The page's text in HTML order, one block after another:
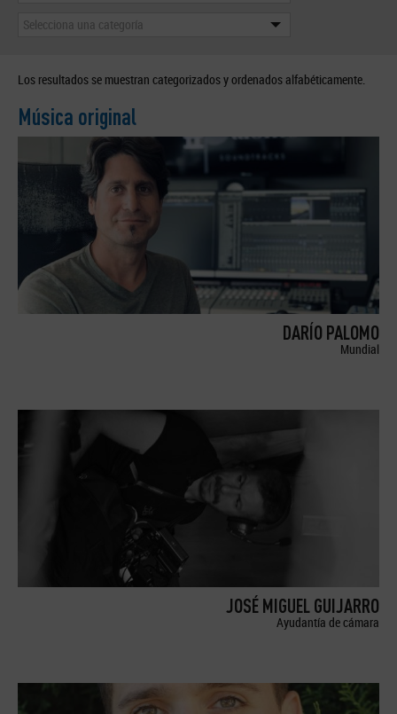
Selecciona una categoría
Los resultados se muestran categorizados y ordenados alfabéticamente.
Música original
DARÍO PALOMO
Mundial
JOSÉ MIGUEL GUIJARRO
Ayudantía de cámara